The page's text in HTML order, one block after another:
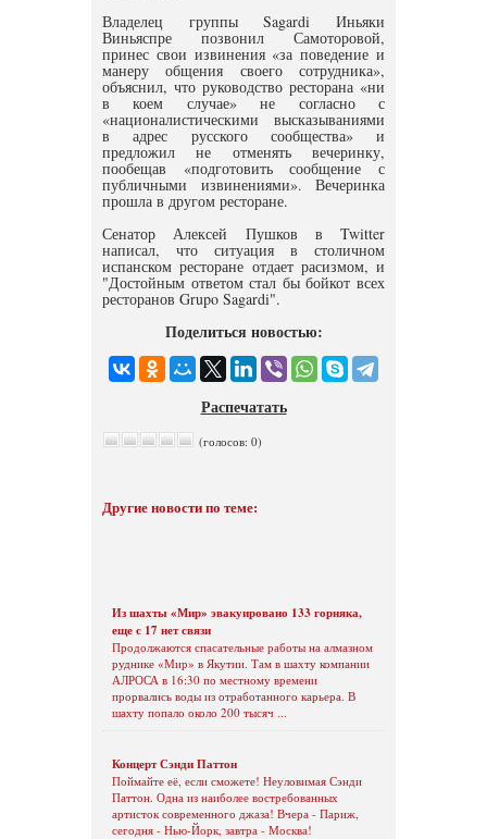
Владелец группы Sagardi Иньяки
Виньяспре позвонил Самоторовой,
принес свои извинения «за поведение и
манеру общения своего сотрудника»,
объяснил, что руководство ресторана «ни
в коем случае» не согласно с
«националистическими высказываниями
в адрес русского сообщества» и
предложил не отменять вечеринку,
пообещав «подготовить сообщение с
публичными извинениями». Вечеринка
прошла в другом ресторане.
Сенатор Алексей Пушков в Twitter
написал, что ситуация в столичном
испанском ресторане отдает расизмом, и
"Достойным ответом стал бы бойкот всех
ресторанов Grupo Sagardi".
Поделиться новостью:
Распечатать
(голосов: 0)
Другие новости по теме:
Из шахты «Мир» эвакуировано 133 горняка,
еще с 17 нет связи
Продолжаются спасательные работы на алмазном
руднике «Мир» в Якутии. Там в шахту компании
АЛРОСА в 16:30 по местному времени
прорвались воды из отработанного карьера. В
шахту попало около 200 тысяч ...
Концерт Сэнди Паттон
Поймайте её, если сможете! Неуловимая Сэнди
Паттон. Одна из наиболее востребованных
артисток современного джаза! Вчера - Париж,
сегодня - Нью-Йорк, завтра - Москва!